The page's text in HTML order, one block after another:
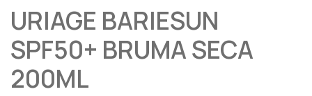
URIAGE BARIESUN
SPF50+ BRUMA SECA
200ML